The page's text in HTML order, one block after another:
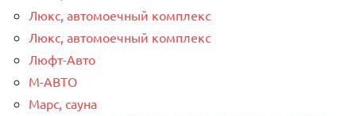
Люкс, автомоечный комплекс
Люкс, автомоечный комплекс
Люфт-Авто
М-АВТО
Марс, сауна